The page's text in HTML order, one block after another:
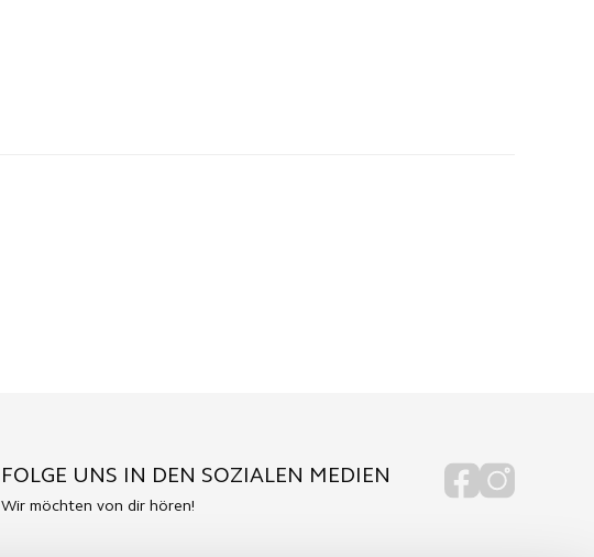
FOLGE UNS IN DEN SOZIALEN MEDIEN
Wir möchten von dir hören!